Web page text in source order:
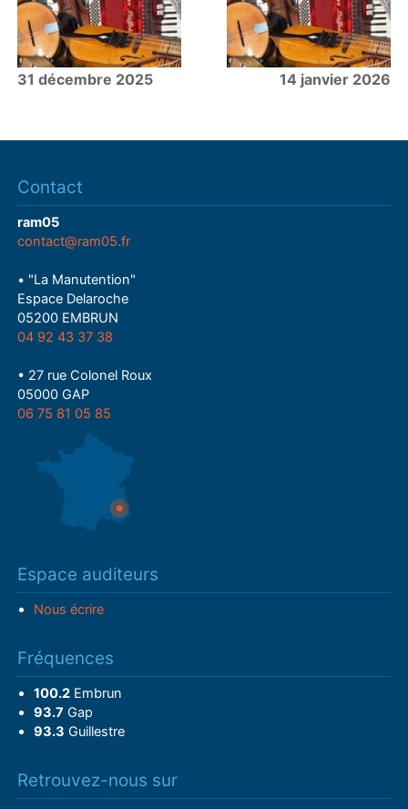
31 décembre 2025 14 janvier 2026
Contact
ram05
contact@ram05.fr
• "La Manutention"
Espace Delaroche
05200 EMBRUN
04 92 43 37 38
• 27 rue Colonel Roux
05000 GAP
06 75 81 05 85
Espace auditeurs
Nous écrire
Fréquences
100.2Embrun
93.7 Gap
93.3 Guillestre
Retrouvez-nous sur